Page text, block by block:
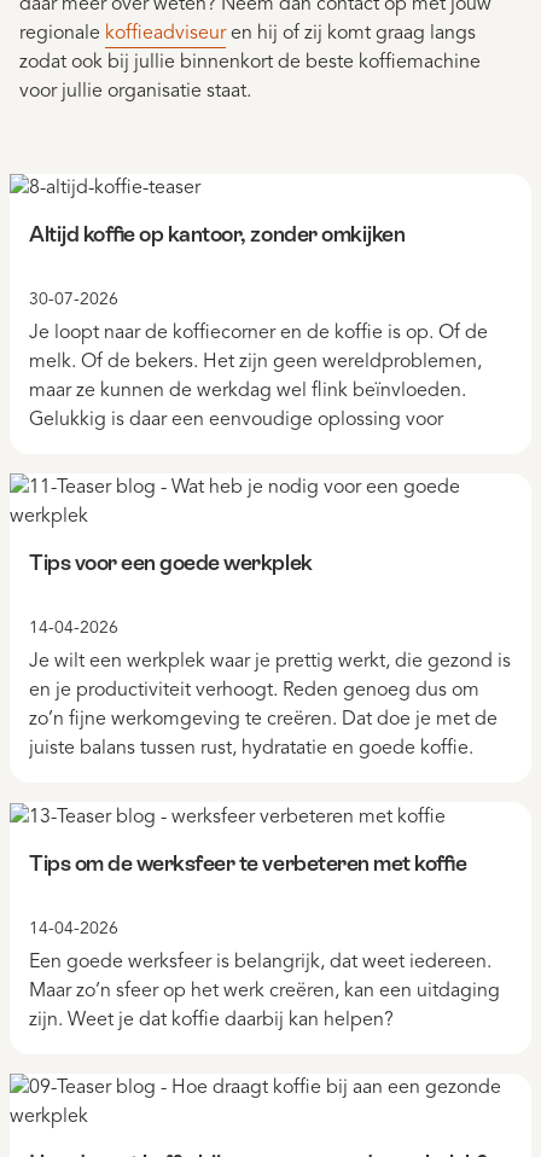
daar meer over weten? Neem dan contact op met jouw
regionale koffieadviseuren hij of zij komt graag langs
zodat ook bij jullie binnenkort de beste koffiemachine
voor jullie organisatie staat.
Altijd koffie op kantoor, zonder omkijken
30-07-2026
Je loopt naar de koffiecorner en de koffie is op. Of de
melk. Of de bekers. Het zijn geen wereldproblemen,
maar ze kunnen de werkdag wel flink beïnvloeden.
Gelukkig is daar een eenvoudige oplossing voor
Tips voor een goede werkplek
14-04-2026
Je wilt een werkplek waar je prettig werkt, die gezond is
en je productiviteit verhoogt. Reden genoeg dus om
zo’n fijne werkomgeving te creëren. Dat doe je met de
juiste balans tussen rust, hydratatie en goede koffie.
Tips om de werksfeer te verbeteren met koffie
14-04-2026
Een goede werksfeer is belangrijk, dat weet iedereen.
Maar zo’n sfeer op het werk creëren, kan een uitdaging
zijn. Weet je dat koffie daarbij kan helpen?